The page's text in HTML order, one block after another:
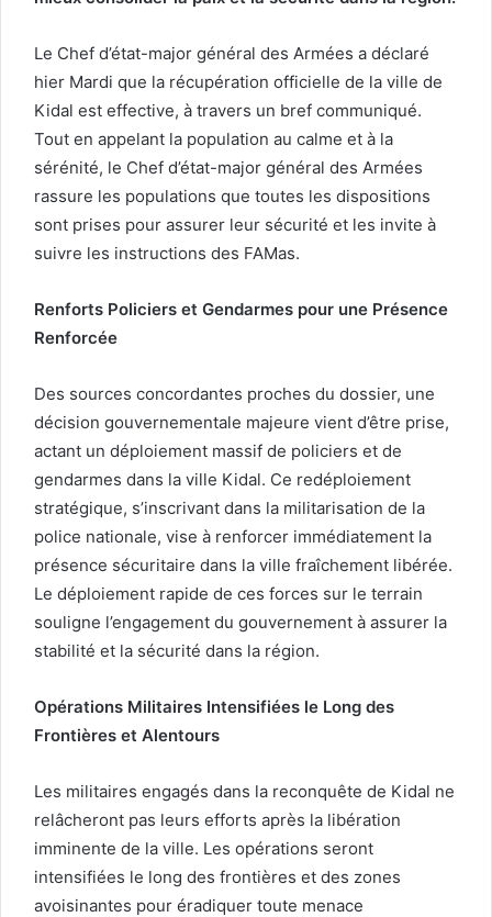
Le Chef d’état-major général des Armées a déclaré
hier Mardi que la récupération officielle de la ville de
Kidal est effective, à travers un bref communiqué.
Tout en appelant la population au calme et à la
sérénité, le Chef d’état-major général des Armées
rassure les populations que toutes les dispositions
sont prises pour assurer leur sécurité et les invite à
suivre les instructions des FAMas.
Renforts Policiers et Gendarmes pour une Présence
Renforcée
Des sources concordantes proches du dossier, une
décision gouvernementale majeure vient d’être prise,
actant un déploiement massif de policiers et de
gendarmes dans la ville Kidal. Ce redéploiement
stratégique, s’inscrivant dans la militarisation de la
police nationale, vise à renforcer immédiatement la
présence sécuritaire dans la ville fraîchement libérée.
Le déploiement rapide de ces forces sur le terrain
souligne l’engagement du gouvernement à assurer la
stabilité et la sécurité dans la région.
Opérations Militaires Intensifiées le Long des
Frontières et Alentours
Les militaires engagés dans la reconquête de Kidal ne
relâcheront pas leurs efforts après la libération
imminente de la ville. Les opérations seront
intensifiées le long des frontières et des zones
avoisinantes pour éradiquer toute menace